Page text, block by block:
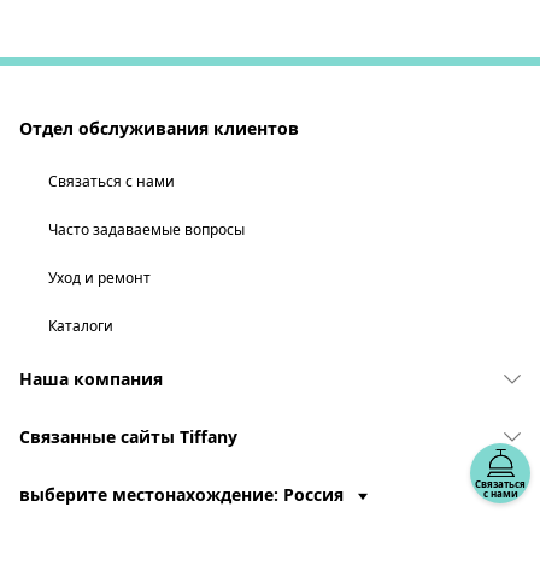
Связаться
с нами
Отдел обслуживания клиентов
Связаться с нами
Часто задаваемые вопросы
Уход и ремонт
Каталоги
Наша компания
Связанные сайты Tiffany
выберите местонахождение: Россия